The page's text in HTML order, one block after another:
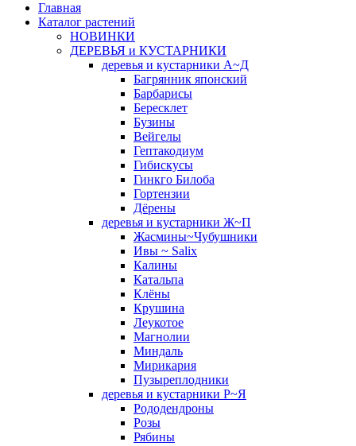
Главная
Каталог растений
НОВИНКИ
ДЕРЕВЬЯ и КУСТАРНИКИ
деревья и кустарники А~Д
Багрянник японский
Барбарисы
Бересклет
Бузины
Вейгелы
Гептакодиум
Гибискусы
Гинкго Билоба
Гортензии
Дёрены
деревья и кустарники Ж~П
Жасмины~Чубушники
Ивы ~ Salix
Калины
Катальпа
Клёны
Крушина
Леукотое
Магнолии
Миндаль
Мирикария
Пузыреплодники
деревья и кустарники Р~Я
Рододендроны
Розы
Рябины